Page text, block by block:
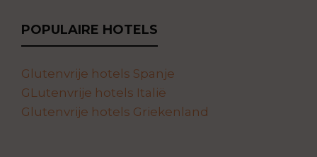
POPULAIRE HOTELS
Glutenvrije hotels Spanje
GLutenvrije hotels Italië
Glutenvrije hotels Griekenland